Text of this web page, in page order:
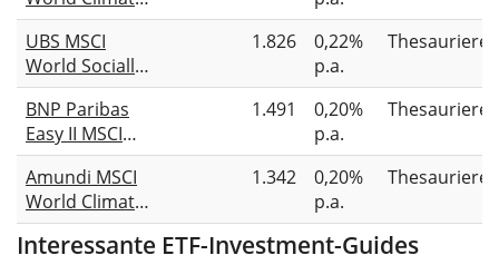
Change ESG
UCITS ETF
UBS MSCI
World Socially
Responsible
UCITS ETF USD
acc
1.826
0,22%
p.a.
BNP Paribas
Easy II MSCI
World PAB
UCITS ETF USD
Acc
1.491
0,20%
p.a.
Amundi MSCI
World Climate
Paris Aligned
UCITS ETF Acc
1.342
0,20%
p.a.
Interessante ETF-Investment-Guides